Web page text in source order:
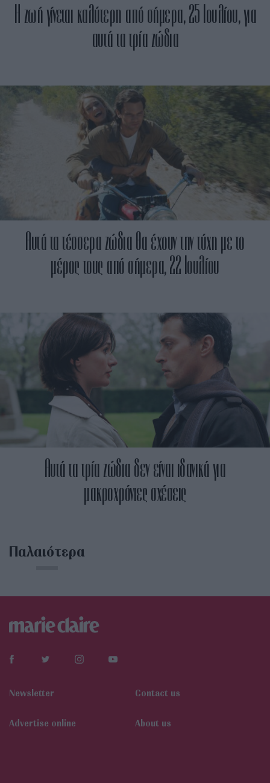
Η ζωή γίνεται καλύτερη από σήμερα, 25 Ιουλίου, για
αυτά τα τρία ζώδια
Αυτά τα τέσσερα ζώδια θα έχουν την τύχη με το
μέρος τους από σήμερα, 22 Ιουλίου
Αυτά τα τρία ζώδια δεν είναι ιδανικά για
μακροχρόνιες σχέσεις
Παλαιότερα
Newsletter Contact us
Αdvertise online About us